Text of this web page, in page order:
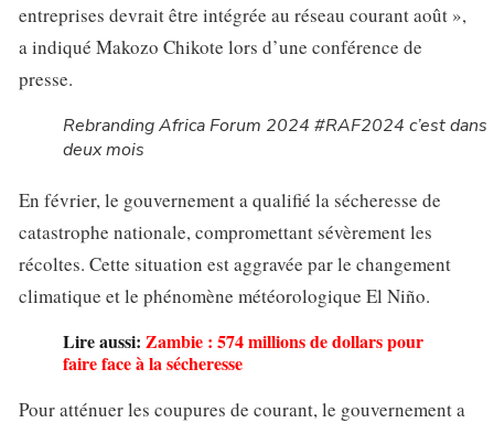
entreprises devrait être intégrée au réseau courant août »,
a indiqué Makozo Chikote lors d’une conférence de
presse.
Rebranding Africa Forum 2024 #RAF2024 c’est dans
deux mois
En février, le gouvernement a qualifié la sécheresse de
catastrophe nationale, compromettant sévèrement les
récoltes. Cette situation est aggravée par le changement
climatique et le phénomène météorologique El Niño.
Lire aussi: Zambie : 574 millions de dollars pour
faire face à la sécheresse
Pour atténuer les coupures de courant, le gouvernement a